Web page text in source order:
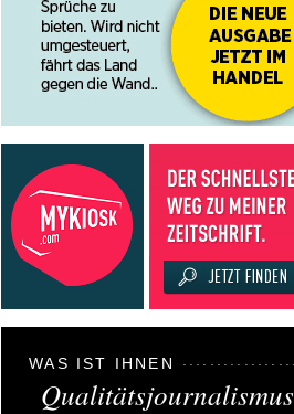
WAS IST IHNEN
Qualitätsjournalismus